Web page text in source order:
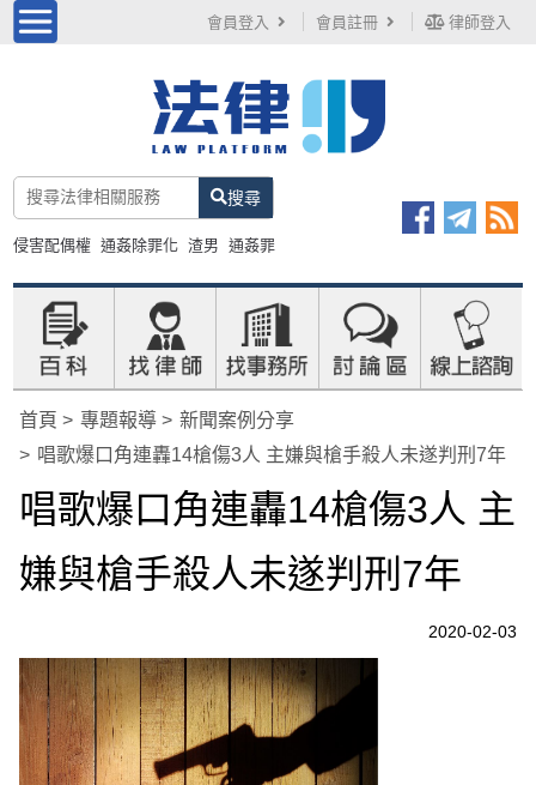
會員登入 會員註冊 律師登入
搜尋
侵害配偶權 通姦除罪化 渣男 通姦罪
首頁 專題報導
新聞案例分享
唱歌爆口角連轟14槍傷3人 主嫌與槍手殺人未遂判刑7年
唱歌爆口角連轟14槍傷3人 主
嫌與槍手殺人未遂判刑7年
2020-02-03